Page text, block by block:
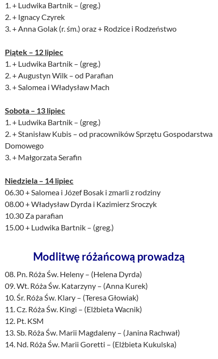
1. + Ludwika Bartnik – (greg.)
2. + Ignacy Czyrek
3. + Anna Golak (r. śm.) oraz + Rodzice i Rodzeństwo
Piątek – 12 lipiec
1. + Ludwika Bartnik – (greg.)
2. + Augustyn Wilk – od Parafian
3. + Salomea i Władysław Mach
Sobota – 13 lipiec
1. + Ludwika Bartnik – (greg.)
2. + Stanisław Kubis – od pracowników Sprzętu Gospodarstwa
Domowego
3. + Małgorzata Serafin
Niedziela – 14 lipiec
06.30 + Salomea i Józef Bosak i zmarli z rodziny
08.00 + Władysław Dyrda i Kazimierz Sroczyk
10.30 Za parafian
15.00 + Ludwika Bartnik – (greg.)
Modlitwę różańcową prowadzą
08. Pn. Róża Św. Heleny – (Helena Dyrda)
09. Wt. Róża Św. Katarzyny – (Anna Kurek)
10. Śr. Róża Św. Klary – (Teresa Głowiak)
11. Cz. Róża Św. Kingi – (Elżbieta Wacnik)
12. Pt. KSM
13. Sb. Róża Św. Marii Magdaleny – (Janina Rachwał)
14. Nd. Róża Św. Marii Goretti – (Elżbieta Kukulska)